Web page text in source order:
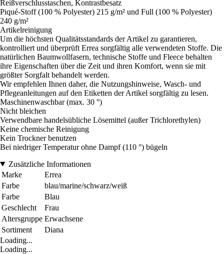
Reißverschlusstaschen, Kontrastbesatz
Piqué-Stoff (100 % Polyester) 215 g/m² und Full (100 % Polyester)
240 g/m²
Artikelreinigung
Um die höchsten Qualitätsstandards der Artikel zu garantieren,
kontrolliert und überprüft Errea sorgfältig alle verwendeten Stoffe. Die
natürlichen Baumwollfasern, technische Stoffe und Fleece behalten
ihre Eigenschaften über die Zeit und ihren Komfort, wenn sie mit
größter Sorgfalt behandelt werden.
Wir empfehlen Ihnen daher, die Nutzungshinweise, Wasch- und
Pflegeanleitungen auf den Etiketten der Artikel sorgfältig zu lesen.
Maschinenwaschbar (max. 30 °)
Nicht bleichen
Verwendbare handelsübliche Lösemittel (außer Trichlorethylen)
Keine chemische Reinigung
Kein Trockner benutzen
Bei niedriger Temperatur ohne Dampf (110 °) bügeln
Zusätzliche Informationen
Marke
Errea
Farbe
blau/marine/schwarz/weiß
Farbe
Blau
Geschlecht
Frau
Altersgruppe Erwachsene
Sortiment
Diana
Loading...
Loading...